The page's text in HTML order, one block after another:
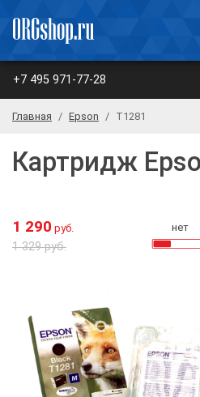
+7 495 971-77-28
Главная Epson T1281
Картридж
1 290 руб.
1 329 руб.
нет